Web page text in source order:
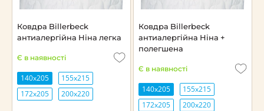
Ковдра Billerbeck
антиалергійна Ніна легка
Є в наявності
140х205
155х215
172х205
200х220
Ковдра Billerbeck
антиалергійна Ніна +
полегшена
Є в наявності
140х205
155х215
172х205
200х220